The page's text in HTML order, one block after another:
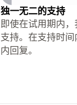
独一无二的支持
即使在试用期内
支持。在支持时
内回复。